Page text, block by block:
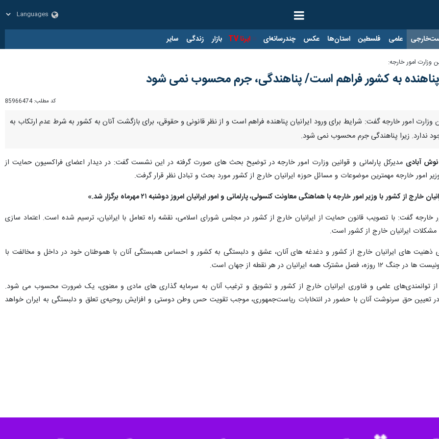
علمی فلسطین استان‌ها عکس چندرسانه‌ای ایرنا TV بازار زندگی سایر
وزارت امور خارجه:
پناهنده به کشور فراهم است/ پناهندگی، جرم محسوب نمی شود
کد مطلب: 85966474